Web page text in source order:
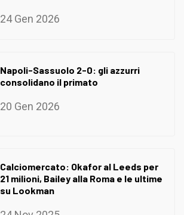
24 Gen 2026
Napoli-Sassuolo 2-0: gli azzurri
consolidano il primato
20 Gen 2026
Calciomercato: Okafor al Leeds per
21 milioni, Bailey alla Roma e le ultime
su Lookman